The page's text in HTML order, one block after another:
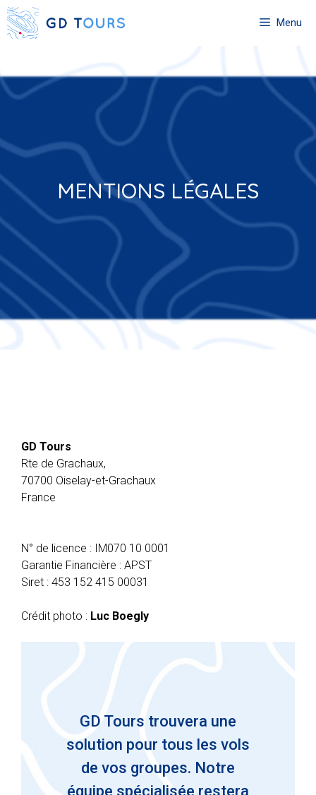
Skip
to
content
Menu
MENTIONS LÉGALES
GD Tours
Rte de Grachaux,
70700 Oiselay-et-Grachaux
France
N° de licence : IM070 10 0001
Garantie Financière : APST
Siret : 453 152 415 00031
Crédit photo : Luc Boegly
GD Tours trouvera une
solution pour tous les vols
de vos groupes. Notre
équipe spécialisée restera